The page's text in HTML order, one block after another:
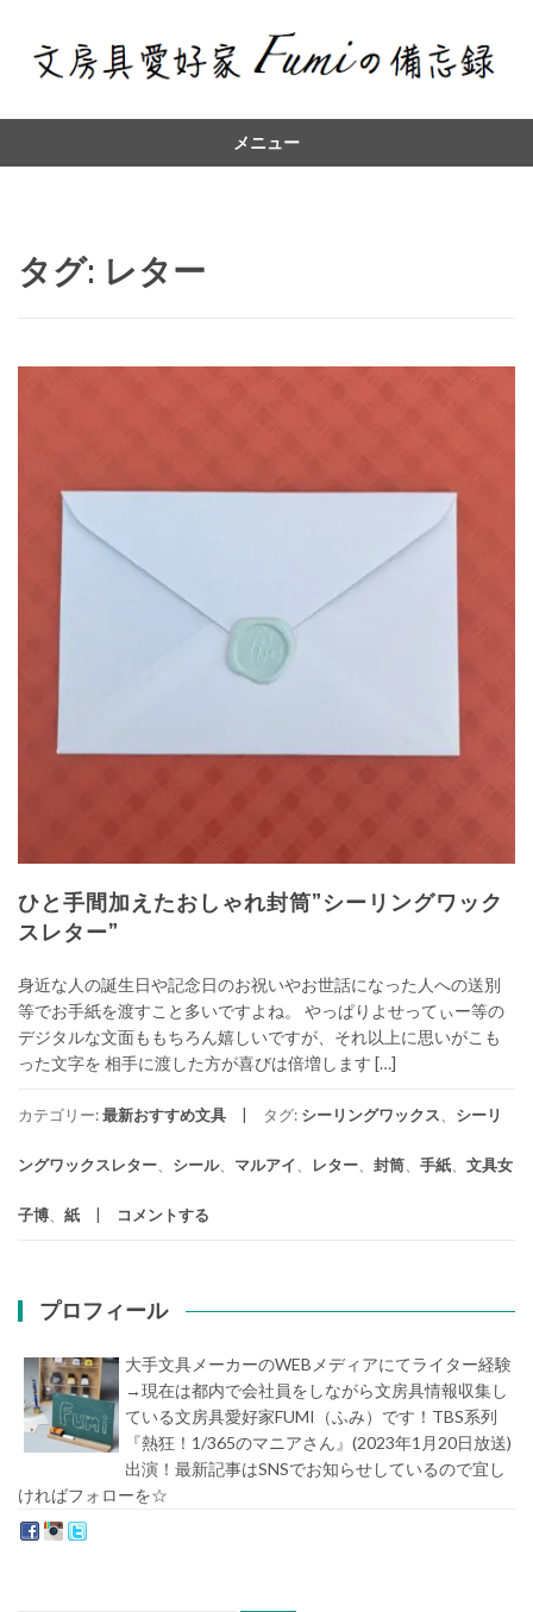
メニュー
タグ: レター
ひと手間加えたおしゃれ封筒”シーリングワック
スレター”
身近な人の誕生日や記念日のお祝いやお世話になった人への送別
等でお手紙を渡すこと多いですよね。 やっぱりよせってぃー等の
デジタルな文面ももちろん嬉しいですが、それ以上に思いがこも
った文字を 相手に渡した方が喜びは倍増します […]
カテゴリー:最新おすすめ文具 タグ: シーリングワックス、 シーリ
ングワックスレター、 シール、 マルアイ、 レター、 封筒、 手紙、 文具女
子博、 紙 コメントする
プロフィール
大手文具メーカーのWEBメディアにてライター経験
→現在は都内で会社員をしながら文房具情報収集し
ている文房具愛好家FUMI（ふみ）です！TBS系列
『熱狂！1/365のマニアさん』(2023年1月20日放送)
出演！最新記事はSNSでお知らせしているので宜し
ければフォローを☆